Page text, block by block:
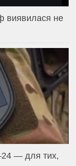
виявилася не
— для тих,